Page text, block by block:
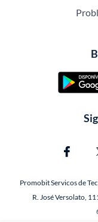
Promobit Servicos de
R. José Versolato,